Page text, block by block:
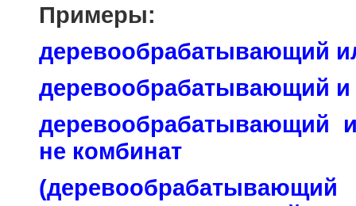
Примеры:
деревообрабатывающий
деревообрабатывающий и
деревообрабатывающий
не комбинат